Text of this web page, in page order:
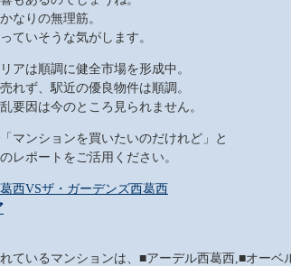
なりの無理筋。
ていそうな気がします。
アは順調に健全市場を形成中。
れず、駅近の優良物件は順調。
要因は今のところ見られません。
マンションを買いたいのだけれど」と
レポートをご活用ください。
西VSザ・ガーデンズ西葛西
ているマンションは、■アーデル西葛西,■オーベ